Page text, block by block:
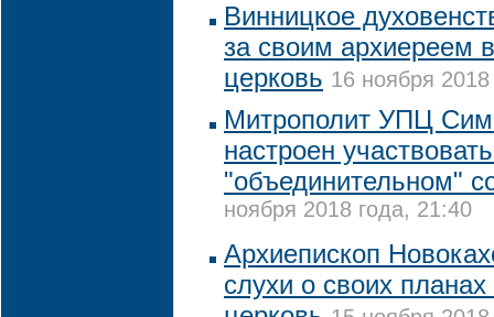
Винницкое
за своим архиереем
церковь 16 ноября
Митрополит УПЦ
настроен
"объединительном"
ноября 2018 года, 21:40
Архиепископ
слухи о своих